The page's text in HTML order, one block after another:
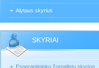
Alytaus skyrius
SKYRIAI
Esperantininkų žurnalistų skyrius